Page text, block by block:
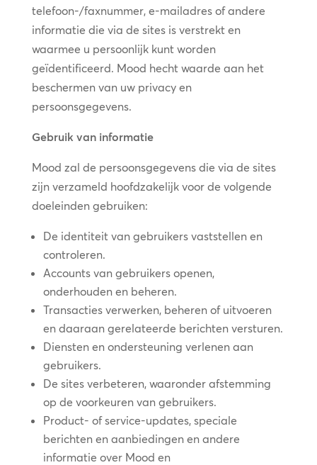
telefoon-/faxnummer, e-mailadres of andere
informatie die via de sites is verstrekt en
waarmee u persoonlijk kunt worden
geïdentificeerd. Mood hecht waarde aan het
beschermen van uw privacy en
persoonsgegevens.
Gebruik van informatie
Mood zal de persoonsgegevens die via de sites
zijn verzameld hoofdzakelijk voor de volgende
doeleinden gebruiken:
De identiteit van gebruikers vaststellen en
controleren.
Accounts van gebruikers openen,
onderhouden en beheren.
Transacties verwerken, beheren of uitvoeren
en daaraan gerelateerde berichten versturen.
Diensten en ondersteuning verlenen aan
gebruikers.
De sites verbeteren, waaronder afstemming
op de voorkeuren van gebruikers.
Product- of service-updates, speciale
berichten en aanbiedingen en andere
informatie over Mood en